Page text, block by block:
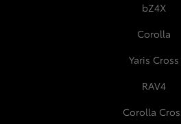
bZ4X
Corolla
Yaris Cross
RAV4
Corolla